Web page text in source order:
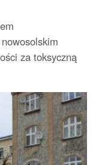
za toksyczną